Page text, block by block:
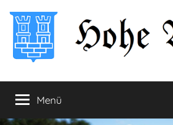
Inhalt
springen
Hohe
Warte
Startseite
Menü